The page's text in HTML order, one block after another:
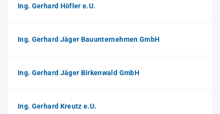
Ing. Gerhard Höfler e.U.
Ing. Gerhard Jäger Bauunternehmen GmbH
Ing. Gerhard Jäger Birkenwald GmbH
Ing. Gerhard Kreutz e.U.